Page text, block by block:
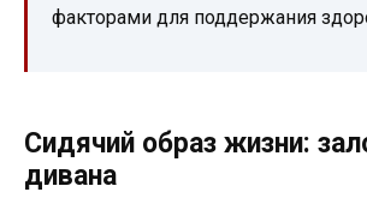
факторами для поддержания
Сидячий образ жизни:
дивана